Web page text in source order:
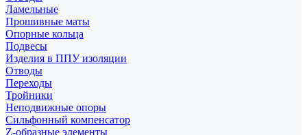
Ламельные
Прошивные маты
Опорные кольца
Подвесы
Изделия в ППУ изоляции
Отводы
Переходы
Тройники
Неподвижные опоры
Cильфонный компенсатор
Z-образные элементы